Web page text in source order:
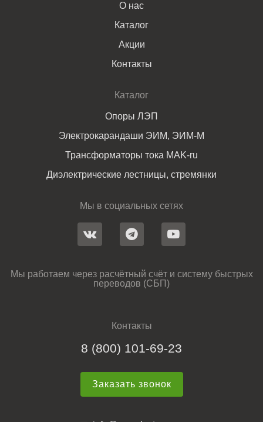
О нас
Каталог
Акции
Контакты
Каталог
Опоры ЛЭП
Электрокарандаши ЭИМ, ЭИМ-М
Трансформаторы тока MAK-ru
Диэлектрические лестницы, стремянки
Мы в социальных сетях
Мы работаем через расчётный счёт и систему быстрых
переводов (СБП)
Контакты
8 (800) 101-69-23
Заказать звонок